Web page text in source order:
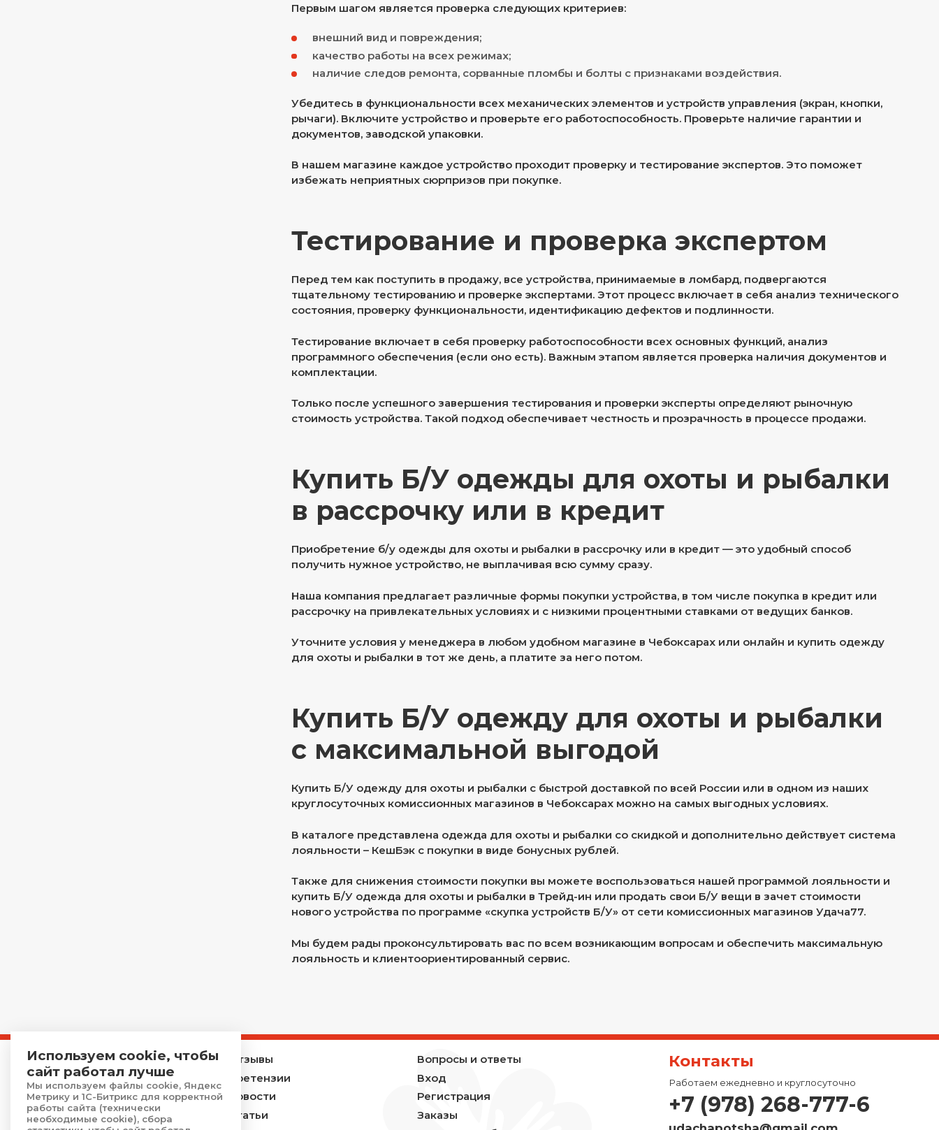
Первым шагом является проверка следующих критериев:
внешний вид и повреждения;
качество работы на всех режимах;
наличие следов ремонта, сорванные пломбы и болты с признаками воздействия.
Убедитесь в функциональности всех механических элементов и устройств управления (экран, кнопки,
рычаги). Включите устройство и проверьте его работоспособность. Проверьте наличие гарантии и
документов, заводской упаковки.
В нашем магазине каждое устройство проходит проверку и тестирование экспертов. Это поможет
избежать неприятных сюрпризов при покупке.
Тестирование и проверка экспертом
Перед тем как поступить в продажу, все устройства, принимаемые в ломбард, подвергаются
тщательному тестированию и проверке экспертами. Этот процесс включает в себя анализ технического
состояния, проверку функциональности, идентификацию дефектов и подлинности.
Тестирование включает в себя проверку работоспособности всех основных функций, анализ
программного обеспечения (если оно есть). Важным этапом является проверка наличия документов и
комплектации.
Только после успешного завершения тестирования и проверки эксперты определяют рыночную
стоимость устройства. Такой подход обеспечивает честность и прозрачность в процессе продажи.
Купить Б/У одежды для охоты и рыбалки
в рассрочку или в кредит
Приобретение б/у одежды для охоты и рыбалки в рассрочку или в кредит — это удобный способ
получить нужное устройство, не выплачивая всю сумму сразу.
Наша компания предлагает различные формы покупки устройства, в том числе покупка в кредит или
рассрочку на привлекательных условиях и с низкими процентными ставками от ведущих банков.
Уточните условия у менеджера в любом удобном магазине в Чебоксарах или онлайн и купить одежду
для охоты и рыбалки в тот же день, а платите за него потом.
Купить Б/У одежду для охоты и рыбалки
с максимальной выгодой
Купить Б/У одежду для охоты и рыбалки с быстрой доставкой по всей России или в одном из наших
круглосуточных комиссионных магазинов в Чебоксарах можно на самых выгодных условиях.
В каталоге представлена одежда для охоты и рыбалки со скидкой и дополнительно действует система
лояльности – КешБэк с покупки в виде бонусных рублей.
Также для снижения стоимости покупки вы можете воспользоваться нашей программой лояльности и
купить Б/У одежда для охоты и рыбалки в Трейд-ин или продать свои Б/У вещи в зачет стоимости
нового устройства по программе «скупка устройств Б/У» от сети комиссионных магазинов Удача77.
Мы будем рады проконсультировать вас по всем возникающим вопросам и обеспечить максимальную
лояльность и клиентоориентированный сервис.
Главная
Каталог
Услуги
Акции
Отзывы
Претензии
Новости
Статьи
Вопросы и ответы
Вход
Регистрация
Заказы
Контакты
Работаем ежедневно и круглосуточно
+7 (978) 268-777-6
Используем cookie, чтобы
сайт работал лучше
Мы используем файлы cookie, Яндекс
Метрику и 1С-Битрикс для корректной
работы сайта (технически
необходимые cookie), сбора